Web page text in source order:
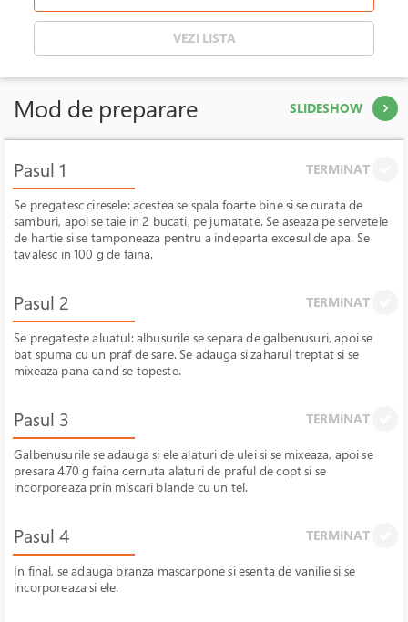
VEZI LISTA
Mod de preparare SLIDESHOW
Pasul 1 TERMINAT
Se pregatesc ciresele: acestea se spala foarte bine si se curata de
samburi, apoi se taie in 2 bucati, pe jumatate. Se aseaza pe servetele
de hartie si se tamponeaza pentru a indeparta excesul de apa. Se
tavalesc in 100 g de faina.
Pasul 2 TERMINAT
Se pregateste aluatul: albusurile se separa de galbenusuri, apoi se
bat spuma cu un praf de sare. Se adauga si zaharul treptat si se
mixeaza pana cand se topeste.
Pasul 3 TERMINAT
Galbenusurile se adauga si ele alaturi de ulei si se mixeaza, apoi se
presara 470 g faina cernuta alaturi de praful de copt si se
incorporeaza prin miscari blande cu un tel.
Pasul 4 TERMINAT
In final, se adauga branza mascarpone si esenta de vanilie si se
incorporeaza si ele.